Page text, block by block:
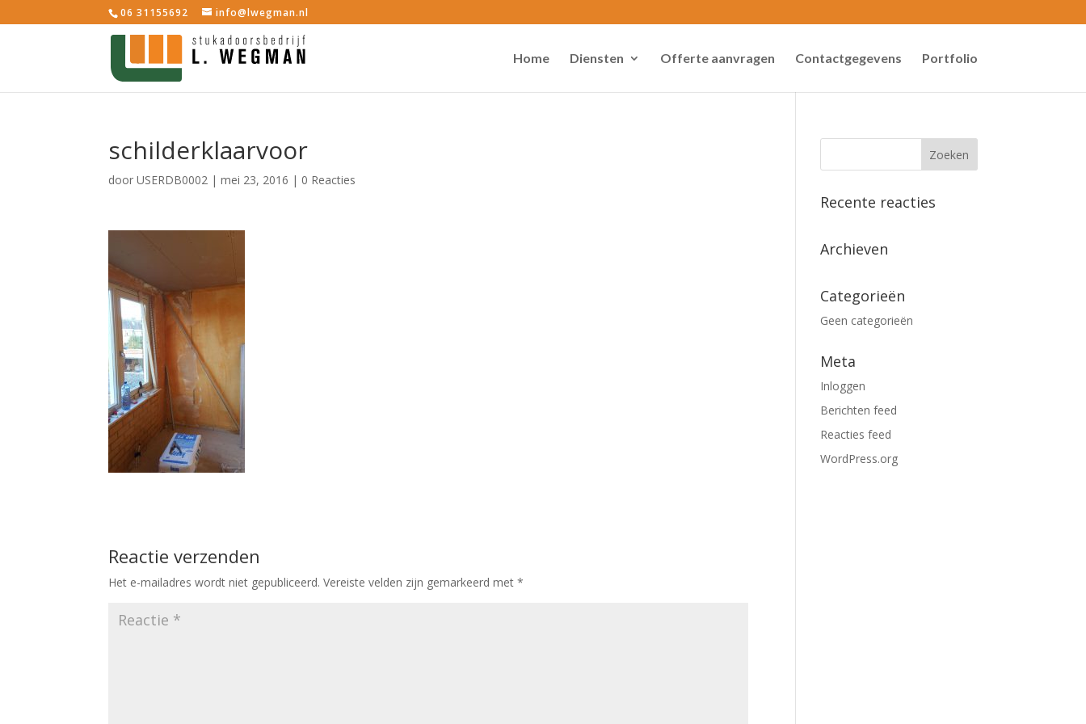
06 31155692 info@lwegman.nl
Home Diensten Offerte aanvragen Contactgegevens Portfolio
schilderklaarvoor
doorUSERDB0002 |mei 23, 2016 | 0 Reacties
Reactie verzenden
Het e-mailadres wordt niet gepubliceerd. Vereiste velden zijn gemarkeerd met*
Recente reacties
Archieven
Categorieën
Geen categorieën
Meta
Inloggen
Berichten feed
Reacties feed
WordPress.org